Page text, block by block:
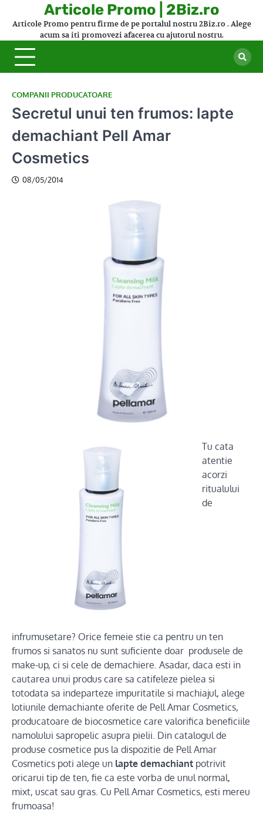
Articole Promo | 2Biz.ro
Articole Promo pentru firme de pe portalul nostru 2Biz.ro . Alege
acum sa iti promovezi afacerea cu ajutorul nostru.
COMPANII PRODUCATOARE
Secretul unui ten frumos: lapte
demachiant Pell Amar
Cosmetics
08/05/2014
Tu cata
atentie
acorzi
ritualului
de
infrumusetare? Orice femeie stie ca pentru un ten
frumos si sanatos nu sunt suficiente doar produsele de
make-up, ci si cele de demachiere. Asadar, daca esti in
cautarea unui produs care sa catifeleze pielea si
totodata sa indeparteze impuritatile si machiajul, alege
lotiunile demachiante oferite de Pell Amar Cosmetics,
producatoare de biocosmetice care valorifica beneficiile
namolului sapropelic asupra pielii. Din catalogul de
produse cosmetice pus la dispozitie de Pell Amar
Cosmetics poti alege un lapte demachiant potrivit
oricarui tip de ten, fie ca este vorba de unul normal,
mixt, uscat sau gras. Cu Pell Amar Cosmetics, esti mereu
frumoasa!